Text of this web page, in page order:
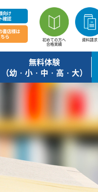
向け
確認
書店様は
ら 初めての方へ
合格実績
資料請求
無料体験
（幼・小・中・高・大）